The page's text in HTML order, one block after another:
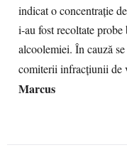
indicat o concentraţie
i-au fost recoltate
alcoolemiei. În cauză
comiterii infracţiunii de
Marcus